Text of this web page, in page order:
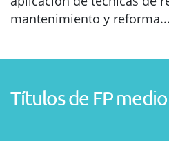
mantenimiento y reforma...
Títulos de FP medio